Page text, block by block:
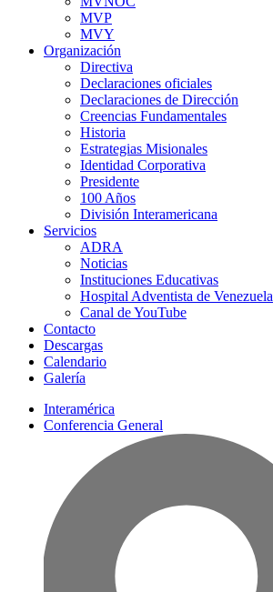
MVP
MVY
Organización
Directiva
Declaraciones oficiales
Declaraciones de Dirección
Creencias Fundamentales
Historia
Estrategias Misionales
Identidad Corporativa
Presidente
100 Años
División Interamericana
Servicios
ADRA
Noticias
Instituciones Educativas
Hospital Adventista de Venezuela
Canal de YouTube
Contacto
Descargas
Calendario
Galería
Interamérica
Conferencia General